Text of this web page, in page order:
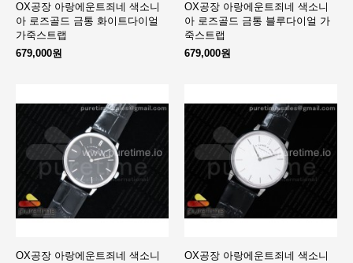
OX공장 아랑에운트죄네 색소니
아 로즈골드 금통 화이트다이얼
가죽스트랩
679,000원
OX공장 아랑에운트죄네 색소니
아 로즈골드 금통 블루다이얼 가
죽스트랩
679,000원
OX공장 아랑에운트죄네 색소니
OX공장 아랑에운트죄네 색소니